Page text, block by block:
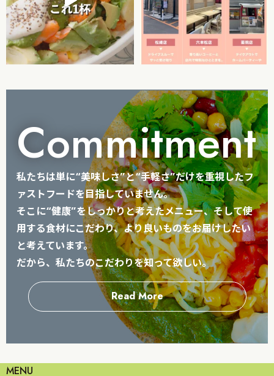
Commitment
私たちは単に“美味しさ”と“手軽さ”だけを重視したフ
ァストフードを目指していません。
そこに“健康”をしっかりと考えたメニュー、そして使
用する食材にこだわり、より良いものをお届けしたい
と考えています。
だから、私たちのこだわりを知って欲しい。
Read More
MENU